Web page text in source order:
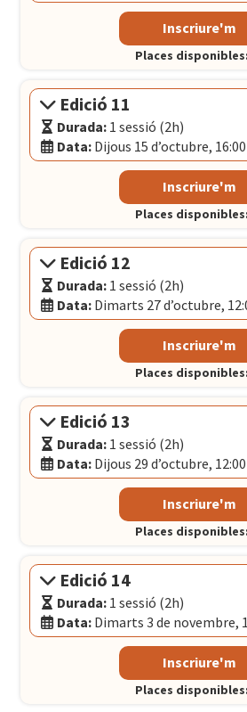
Modalitat:Sessió presencial
Català
Dimarts 13 d’octubre,
El Convent- Plaça Pons i
Places
Inscriure'm
Edició 11
Durada: 1 sessió (2h)
Data: Dijous 15 d’octubre,
Modalitat:Sessió presencial
Català
Dijous 15 d’octubre,
El Convent- Plaça Pons i
Places
Inscriure'm
Edició 12
Durada: 1 sessió (2h)
Data: Dimarts 27 d’octubre,
Modalitat:Sessió presencial
Català
Dimarts 27 d’octubre,
El Convent- Plaça Pons i
Places
Inscriure'm
Edició 13
Durada: 1 sessió (2h)
Data: Dijous 29 d’octubre,
Modalitat:Sessió presencial
Català
Dijous 29 d’octubre,
El Convent- Plaça Pons i
Places
Inscriure'm
Edició 14
Durada: 1 sessió (2h)
Data: Dimarts 3 de novembre,
Modalitat:Sessió presencial
Català
Dimarts 3 de novembre,
Places
Inscriure'm